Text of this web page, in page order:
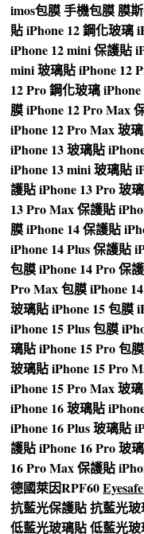
imos包膜手機包膜膜
貼iPhone 12 鋼化玻璃
iPhone 12 mini 保護貼
mini 玻璃貼iPhone 12
12 Pro 鋼化玻璃
膜iPhone 12 Pro Max
iPhone 12 Pro Max 玻
iPhone 13 玻璃貼
iPhone 13 mini 玻璃貼
護貼iPhone 13 Pro 玻
13 Pro Max 保護貼
膜iPhone 14 保護貼
iPhone 14 Plus 保護貼
包膜iPhone 14 Pro 保
Pro Max 包膜iPhone
玻璃貼iPhone 15 包膜
iPhone 15 Plus 包膜
璃貼iPhone 15 Pro 包膜
玻璃貼iPhone 15 Pro
iPhone 15 Pro Max 玻
iPhone 16 玻璃貼
iPhone 16 Plus 玻璃貼
護貼iPhone 16 Pro 玻
16 Pro Max 保護貼
德國萊因RPF60
抗藍光保護貼抗藍光
低藍光玻璃貼低藍光